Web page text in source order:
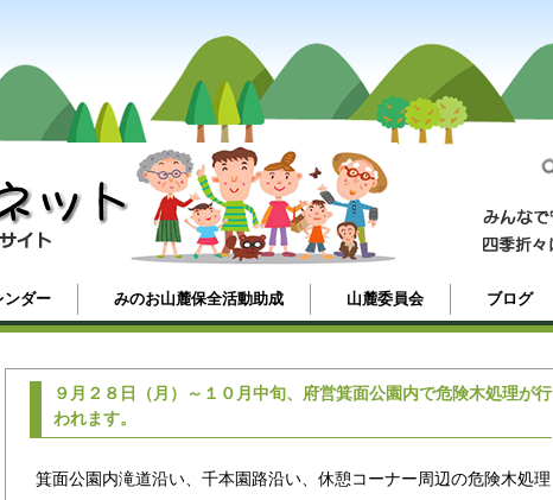
ンダー みのお山麓保全活動助成 山麓委員会 ブログ
９月２８日（月）～１０月中旬、府営箕面公園内で危険木処理が行
われます。
箕面公園内滝道沿い、千本園路沿い、休憩コーナー周辺の危険木処理